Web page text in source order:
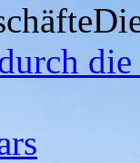
die